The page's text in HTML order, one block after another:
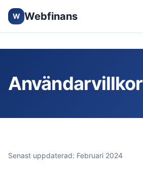
W Webfinans
Användarvillkor
Senast uppdaterad: Februari 2024